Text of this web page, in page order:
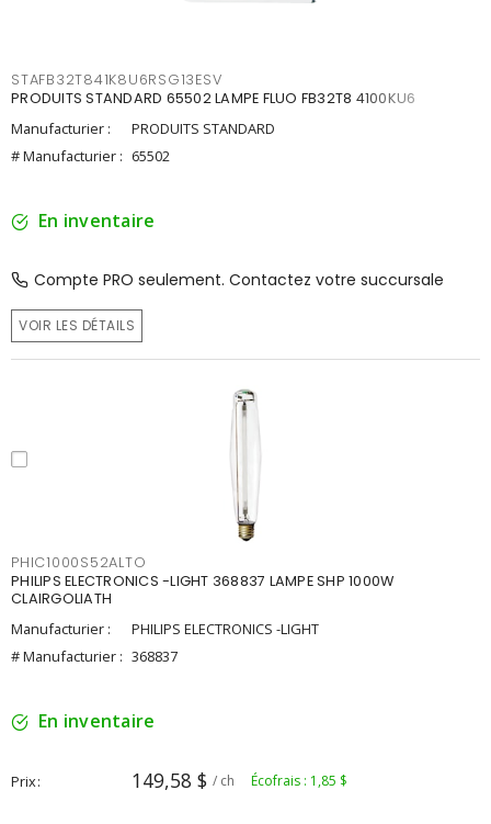
STAFB32T841K8U6RSG13ESV
PRODUITS STANDARD 65502 LAMPE FLUO FB32T8 4100KU6
Manufacturier :
PRODUITS STANDARD
# Manufacturier : 65502
En inventaire
Compte PRO seulement. Contactez votre succursale
VOIR LES DÉTAILS
PHIC1000S52ALTO
PHILIPS ELECTRONICS -LIGHT 368837 LAMPE SHP 1000W
CLAIRGOLIATH
Manufacturier :
PHILIPS ELECTRONICS -LIGHT
# Manufacturier : 368837
En inventaire
Prix 149,58 $ / ch Écofrais : 1,85 $